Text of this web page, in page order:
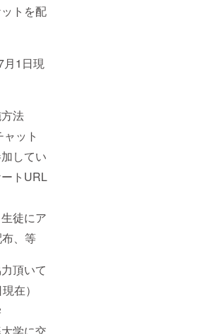
トを配
7月1日現
法
ット
してい
トURL
徒にア
、等
頂いて
在）